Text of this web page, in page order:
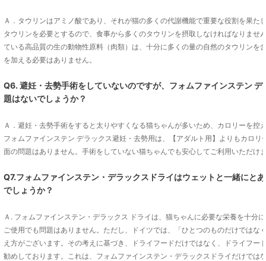
Ａ．タウリンはアミノ酸であり、それが猫の多くの代謝機能で重要な役割を果た
タウリンを必要とするので、食事から多くのタウリンを摂取しなければなりませ
ている高品質の生の動物性原料（肉類）は、十分に多くの量の自然のタウリンを
を加える必要はありません。
Q6. 避妊・去勢手術をしていないのですが、フォムファインステン
題はないでしょうか？
Ａ．避妊・去勢手術をすると太りやすくなる猫ちゃんが多いため、カロリーを控
フォムファインステン デラックス避妊・去勢用は、【アダルト用】よりもカロ
面の問題はありません。手術をしていない猫ちゃんでも安心してご利用いただけ
Q7.フォムファインステン・デラックスドライはウェットと一緒にと
でしょうか？
Ａ. フォムファインステン・デラックス ドライは、猫ちゃんに必要な栄養を十分
ご使用でも問題はありません。ただし、ドイツでは、「ひとつのものだけではな
え方がございます。その考えに基づき、ドライフードだけではなく、ドライフー
勧めしております。これは、フォムファインステン・デラックスドライだけでは